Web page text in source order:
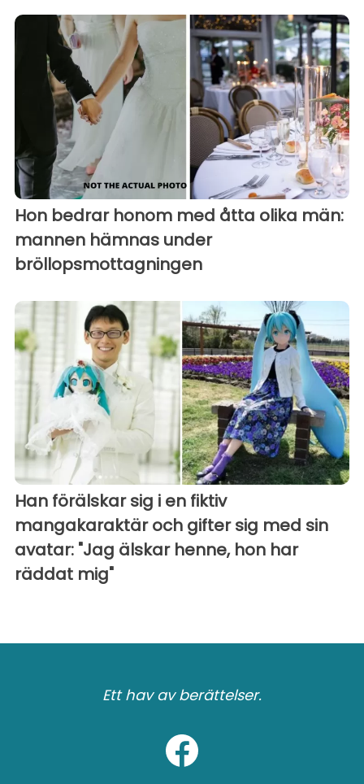
Hon bedrar honom med åtta olika män:
mannen hämnas under
bröllopsmottagningen
Han förälskar sig i en fiktiv
mangakaraktär och gifter sig med sin
avatar: "Jag älskar henne, hon har
räddat mig"
Ett hav av berättelser.